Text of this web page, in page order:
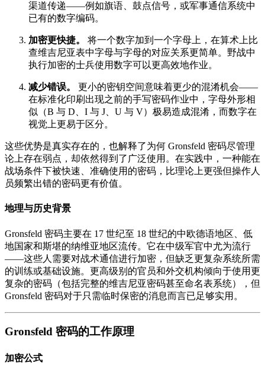
渠道传递——例如旗语、鼓点信号，或军事通信系统中
已有的数字编码。
加密更快捷。
将一个数字加到一个字母上，在算术上比
查维吉尼亚表中字母与字母的对应关系更简单。野战中
执行加密的士兵使用数字可以更高效地作业。
减少错误。
更小的密钥空间意味着更少的混淆机会——
在标准化印刷出现之前的手写密码作业中，字母外形相
似（B 与 D、I 与 J、U 与 V）极易造成混淆，而数字在
视觉上更易于区分。
这些优势是真实存在的，也解释了为何 Gronsfeld 密码尽管理
论上存在弱点，却依然得到了广泛使用。在实践中，一种能在
战场条件下被快速、准确使用的密码，比理论上更强但操作人
员频繁出错的密码更有价值。
地理与历史背景
Gronsfeld 密码主要在 17 世纪至 18 世纪的中欧德语地区、低
地国家和斯堪的纳维亚地区流传。它在中级军官中尤为流行
——这些人需要对战术通信进行加密，但缺乏更复杂系统所需
的训练或基础设施。更高级别的官员和外交机构倾向于使用更
复杂的密码（包括完整的维吉尼亚密码甚至命名表系统），但
Gronsfeld 密码对于只需临时保密的消息而言已足够实用。
Gronsfeld 密码的工作原理
加密公式